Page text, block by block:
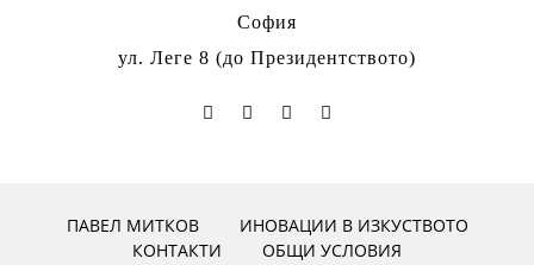
София
ул. Леге 8 (до Президентството)
ПАВЕЛ МИТКОВ
ИНОВАЦИИ В ИЗКУСТВОТО
КОНТАКТИ
ОБЩИ УСЛОВИЯ